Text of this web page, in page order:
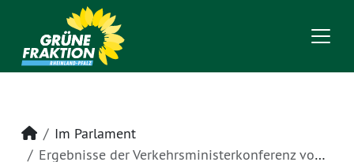
Startseite
Im Parlament
Ergebnisse der Verkehrsministerkonferenz vom 9. bis 10. November 2017